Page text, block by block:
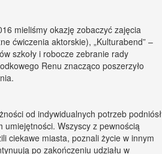
mieliśmy okazję zobaczyć zajęcia
ćwiczenia aktorskie), „Kulturabend” –
szkoły i robocze zebranie rady
Renu znacząco poszerzyło
od indywidualnych potrzeb podniósł
Wszyscy z pewnością
ciekawe miasta, poznali życie w innym
po zakończeniu udziału w